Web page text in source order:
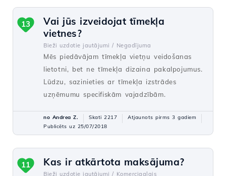
Vai jūs izveidojat tīmekļa
vietnes?
Bieži uzdotie jautājumi / Negadījuma
Mēs piedāvājam tīmekļa vietņu veidošanas
lietotni, bet ne tīmekļa dizaina pakalpojumus.
Lūdzu, sazinieties ar tīmekļa izstrādes
uzņēmumu specifiskām vajadzībām.
13
no Andrea Z. Skati 2217
Atjaunots pirms 3 gadiem
Publicēts uz 25/07/2018
Kas ir atkārtota maksājuma?
Bieži uzdotie jautājumi / Komerciaalais
11